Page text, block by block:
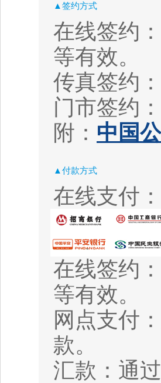
▲签约方式
在线签约
等有效。
传真签约
门市签约
附： 中国
▲付款方式
在线支付：
在线签约
等有效。
网点支付
款。
汇款：通